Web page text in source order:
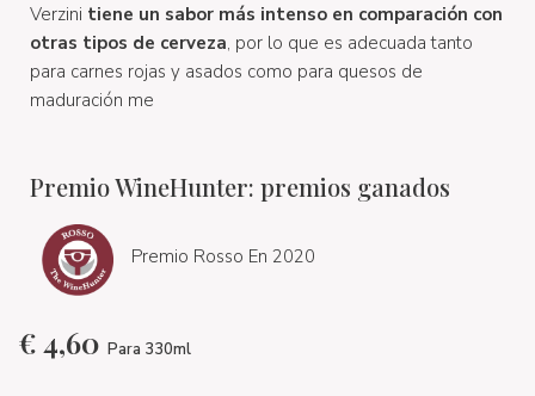
Verzini tiene un sabor más intenso en comparación con
otras tipos de cerveza, por lo que es adecuada tanto
para carnes rojas y asados como para quesos de
maduración me
Premio WineHunter: premios ganados
Premio Rosso En 2020
€ 4,60 Para 330ml